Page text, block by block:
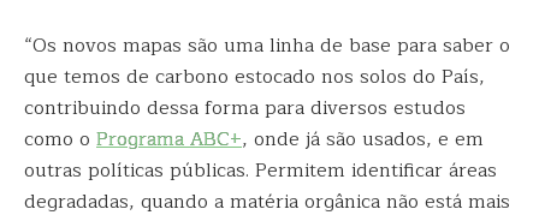
“Os novos mapas são uma linha de base para saber o
que temos de carbono estocado nos solos do País,
contribuindo dessa forma para diversos estudos
como o Programa ABC+, onde já são usados, e em
outras políticas públicas. Permitem identificar áreas
degradadas, quando a matéria orgânica não está mais